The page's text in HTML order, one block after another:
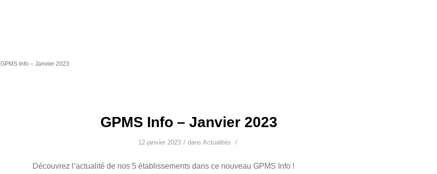
GPMS Info – Janvier 2023
GPMS Info – Janvier 2023
12 janvier 2023 / dans Actualités /
Découvrez l’actualité de nos 5 établissements dans ce nouveau GPMS Info !